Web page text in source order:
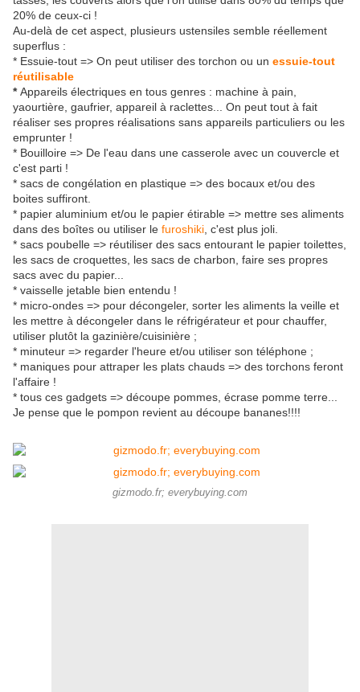
20% de ceux-ci !
Au-delà de cet aspect, plusieurs ustensiles semble réellement
superflus :
* Essuie-tout => On peut utiliser des torchon ou un essuie-tout
réutilisable
*Appareils électriques en tous genres : machine à pain,
yaourtière, gaufrier, appareil à raclettes... On peut tout à fait
réaliser ses propres réalisations sans appareils particuliers ou les
emprunter !
* Bouilloire => De l'eau dans une casserole avec un couvercle et
c'est parti !
* sacs de congélation en plastique => des bocaux et/ou des
boites suffiront.
* papier aluminium et/ou le papier étirable => mettre ses aliments
dans des boîtes ou utiliser le furoshiki , c'est plus joli.
* sacs poubelle => réutiliser des sacs entourant le papier toilettes,
les sacs de croquettes, les sacs de charbon, faire ses propres
sacs avec du papier...
* vaisselle jetable bien entendu !
* micro-ondes => pour décongeler, sorter les aliments la veille et
les mettre à décongeler dans le réfrigérateur et pour chauffer,
utiliser plutôt la gazinière/cuisinière ;
* minuteur => regarder l'heure et/ou utiliser son téléphone ;
* maniques pour attraper les plats chauds => des torchons feront
l'affaire !
* tous ces gadgets => découpe pommes, écrase pomme terre...
Je pense que le pompon revient au découpe bananes!!!!
gizmodo.fr; everybuying.com